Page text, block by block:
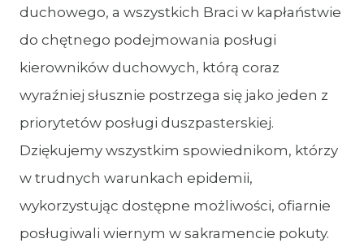
duchowego, a wszystkich Braci w kapłaństwie
do chętnego podejmowania posługi
kierowników duchowych, którą coraz
wyraźniej słusznie postrzega się jako jeden z
priorytetów posługi duszpasterskiej.
Dziękujemy wszystkim spowiednikom, którzy
w trudnych warunkach epidemii,
wykorzystując dostępne możliwości, ofiarnie
posługiwali wiernym w sakramencie pokuty.